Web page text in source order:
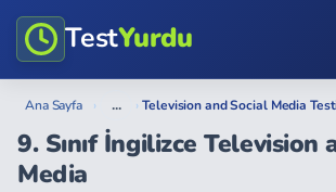
TestYurdu
Ana Sayfa › ... › Television and Social Media
9. Sınıf İngilizce Television
Media